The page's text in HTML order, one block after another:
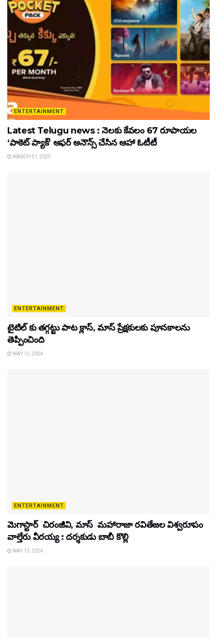
ENTERTAINMENT
Latest Telugu news : నెలకు కేవలం 67 రూపాయల
‘పాకెట్ ప్యాక్’ ఆఫర్ అనౌన్స్ చేసిన ఆహా ఓటీటీ
MARCH 31, 2025
ENTERTAINMENT
టైటిల్‌ కు తగ్గట్టు పాట క్లాస్, మాస్ ప్రేక్షకులకు పూనకాలను
తెప్పించింది
MAY 13, 2024
ENTERTAINMENT
మెగాస్టార్ చిరంజీవి, మాస్ మహారాజా రవితేజల విశ్వరూపం
వాల్తేరు వీరయ్య : దర్శకుడు బాబీ కొల్లి
MAY 13, 2024